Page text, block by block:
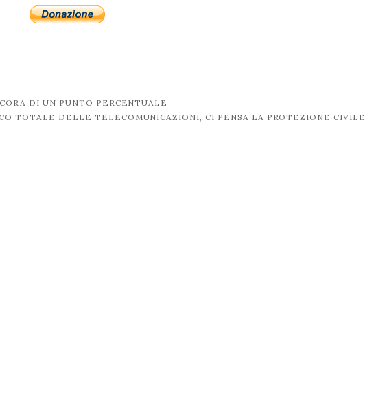
DI UN PUNTO PERCENTUALE
TOTALE DELLE TELECOMUNICAZIONI, CI PENSA LA PROTEZIONE CIVILE